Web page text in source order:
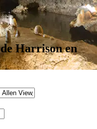
Harrison en